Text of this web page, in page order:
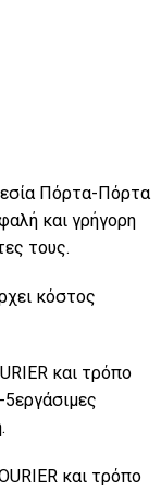
Πόρτα-Πόρτα
και γρήγορη
τους.
κόστος
και τρόπο
και τρόπο